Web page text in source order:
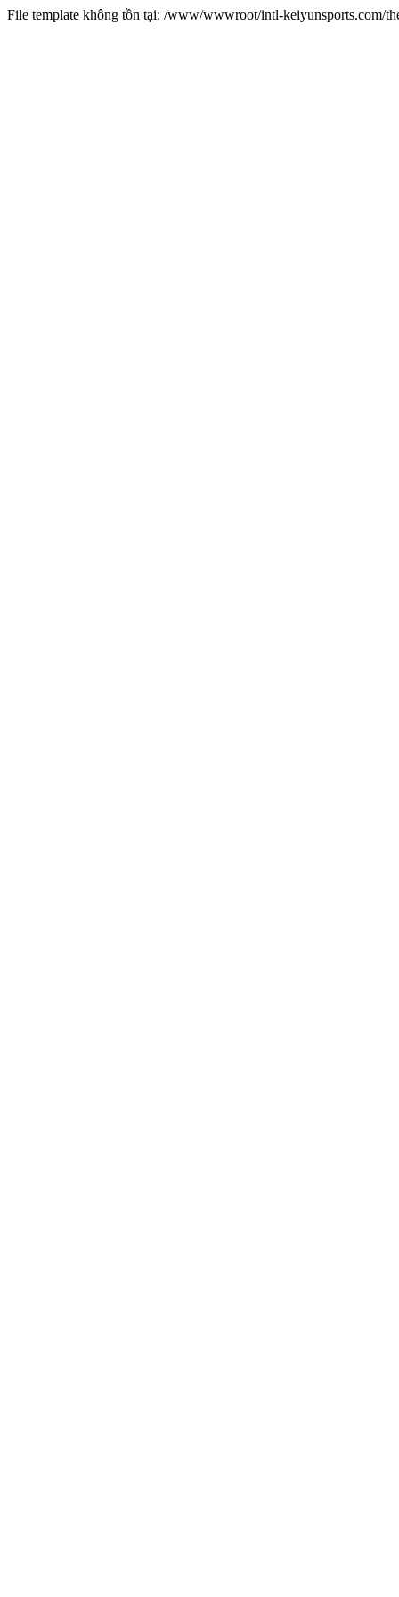
File template không tồn tại: /www/wwwroot/intl-keiyunsports.com/